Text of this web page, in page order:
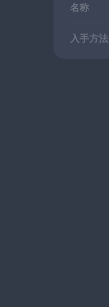
名称
入手方法